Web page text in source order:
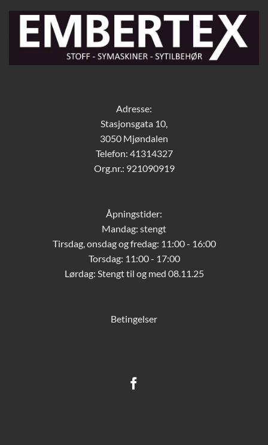
Adresse:
Stasjonsgata 10,
3050 Mjøndalen
Telefon: 41314327
Org.nr.: 921090919
Åpningstider:
Mandag: stengt
Tirsdag, onsdag og fredag: 11:00 - 16:00
Torsdag: 11:00 - 17:00
Lørdag: Stengt til og med 08.11.25
Betingelser